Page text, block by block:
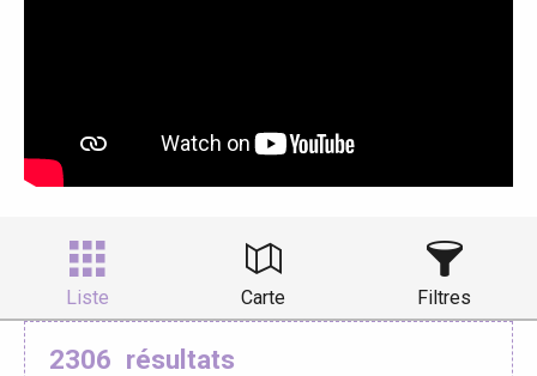
Liste Carte Filtres
2306 résultats